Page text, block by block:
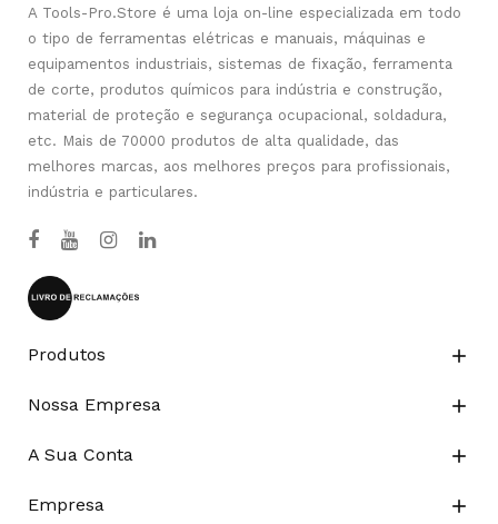
A Tools-Pro.Store é uma loja on-line especializada em todo
o tipo de ferramentas elétricas e manuais, máquinas e
equipamentos industriais, sistemas de fixação, ferramenta
de corte, produtos químicos para indústria e construção,
material de proteção e segurança ocupacional, soldadura,
etc. Mais de 70000 produtos de alta qualidade, das
melhores marcas, aos melhores preços para profissionais,
indústria e particulares.
Produtos 
Nossa Empresa 
A Sua Conta 
Empresa 